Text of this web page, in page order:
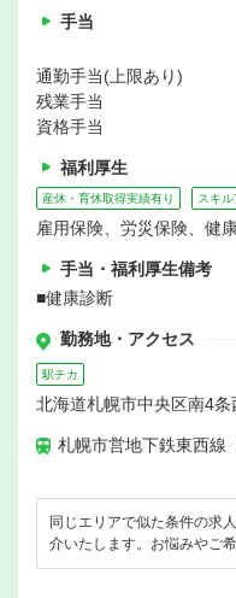
手当
通勤手当(上限あり)
残業手当
資格手当
福利厚生
産休・育休取得実績有り スキ
雇用保険、労災保険、健
手当・福利厚生備考
■健康診断
勤務地・アクセス
駅チカ
北海道札幌市中央区南4条
札幌市営地下鉄東西線
同じエリアで似た条件の求
介いたします。お悩みやご